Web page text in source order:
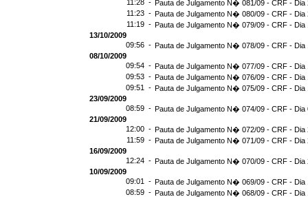
11:28 - Pauta de Julgamento N� 081/09 - CRF - Dia
11:23 - Pauta de Julgamento N� 080/09 - CRF - Dia
11:19 - Pauta de Julgamento N� 079/09 - CRF - Dia
13/10/2009
09:56 - Pauta de Julgamento N� 078/09 - CRF - Dia
08/10/2009
09:54 - Pauta de Julgamento N� 077/09 - CRF - Dia
09:53 - Pauta de Julgamento N� 076/09 - CRF - Dia
09:51 - Pauta de Julgamento N� 075/09 - CRF - Dia
23/09/2009
08:59 - Pauta de Julgamento N� 074/09 - CRF - Dia
21/09/2009
12:00 - Pauta de Julgamento N� 072/09 - CRF - Dia
11:59 - Pauta de Julgamento N� 071/09 - CRF - Dia
16/09/2009
12:24 - Pauta de Julgamento N� 070/09 - CRF - Dia
10/09/2009
09:01 - Pauta de Julgamento N� 069/09 - CRF - Dia
08:59 - Pauta de Julgamento N� 068/09 - CRF - Dia